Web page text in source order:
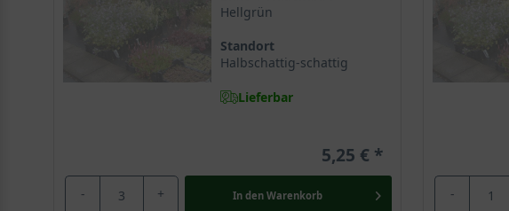
Hellgrün
Standort
Halbschattig-schattig
Lieferbar
5,25 €
- + In den Warenkorb -